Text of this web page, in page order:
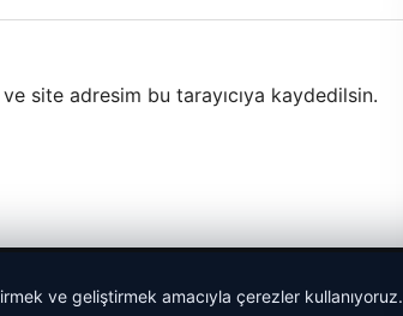
site adresim bu tarayıcıya kaydedilsin.
ve geliştirmek amacıyla çerezler kullanıyoruz.